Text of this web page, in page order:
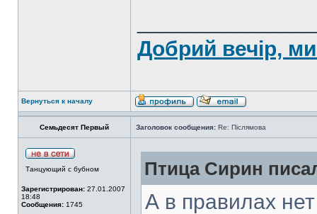
Добрий вечір,
Вернуться к началу
Семьдесят Первый Заголовок сообщения: Re: Післямова
Танцующий с бубном
Зарегистрирован: 27.01.2007
18:48
Сообщения: 1745
Птица Сирин
А в правилах